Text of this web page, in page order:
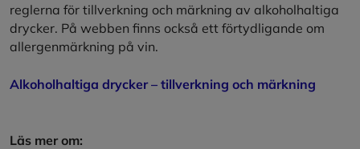
reglerna för tillverkning och märkning av alkoholhaltiga
drycker. På webben finns också ett förtydligande om
allergenmärkning på vin.
Alkoholhaltiga drycker – tillverkning och märkning
Läs mer om: